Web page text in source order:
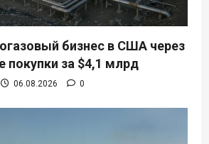
бизнес в США через
покупки за $4,1 млрд
06.08.2026 0